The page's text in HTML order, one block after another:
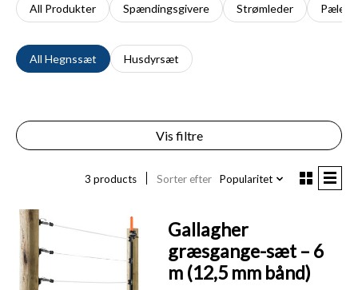
All Produkter Spændingsgivere Strømleder Pæle
All Hegnssæt Husdyrsæt
Vis filtre
3 products Sorter efter Popularitet
Gallagher
græsgange-sæt – 6
m (12,5 mm bånd)